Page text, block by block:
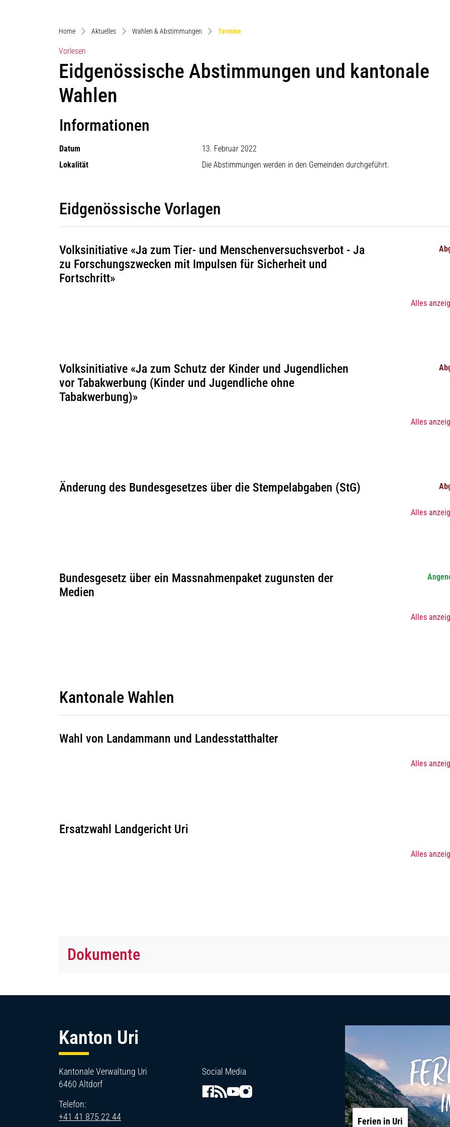
Home Aktuelles Wahlen & Abstimmungen Termine(ausgewählt)
Vorlesen
Eidgenössische Abstimmungen und kantonale
Wahlen
Informationen
Datum
13. Februar 2022
Lokalität
Die Abstimmungen werden in den Gemeinden durchgeführt.
Eidgenössische Vorlagen
Volksinitiative «Ja zum Tier- und Menschenversuchsverbot - Ja
zu Forschungszwecken mit Impulsen für Sicherheit und
Fortschritt»
Alles
Volksinitiative «Ja zum Schutz der Kinder und Jugendlichen
vor Tabakwerbung (Kinder und Jugendliche ohne
Tabakwerbung)»
Alles
Änderung des Bundesgesetzes über die Stempelabgaben (StG)
Alles
Bundesgesetz über ein Massnahmenpaket zugunsten der
Medien
Alles
Kantonale Wahlen
Wahl von Landammann und Landesstatthalter
Alles
Ersatzwahl Landgericht Uri
Alles
Dokumente
Kanton Uri
Kantonale Verwaltung Uri
6460 Altdorf
Telefon:
+41 41 875 22 44
Social Media
Ferien in Uri